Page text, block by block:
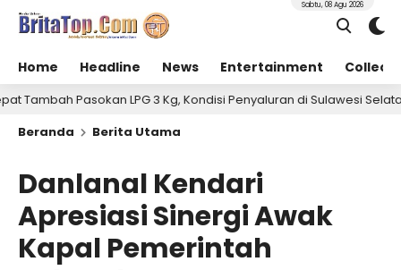
Home Headline News Entertainment
Sabtu, 08 Agu 2026
LPG 3 Kg, Kondisi Penyaluran di Sulawesi Selatan Berlangsung
Beranda
Berita Utama
Danlanal Kendari
Apresiasi Sinergi Awak
Kapal Pemerintah